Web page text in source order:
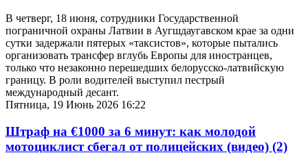
В четверг, 18 июня, сотрудники Государственной
пограничной охраны Латвии в Аугшдаугавском крае за одни
сутки задержали пятерых «таксистов», которые пытались
организовать трансфер вглубь Европы для иностранцев,
только что незаконно перешедших белорусско-латвийскую
границу. В роли водителей выступил пестрый
международный десант.
Пятница, 19 Июнь 2026 16:22
Штраф на €1000 за 6 минут: как молодой
мотоциклист сбегал от полицейских (видео) (2)